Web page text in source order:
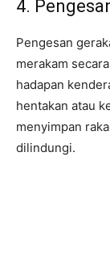
4.
Pengesan
merakam
hadapan
hentakan atau
menyimpan
dilindungi.